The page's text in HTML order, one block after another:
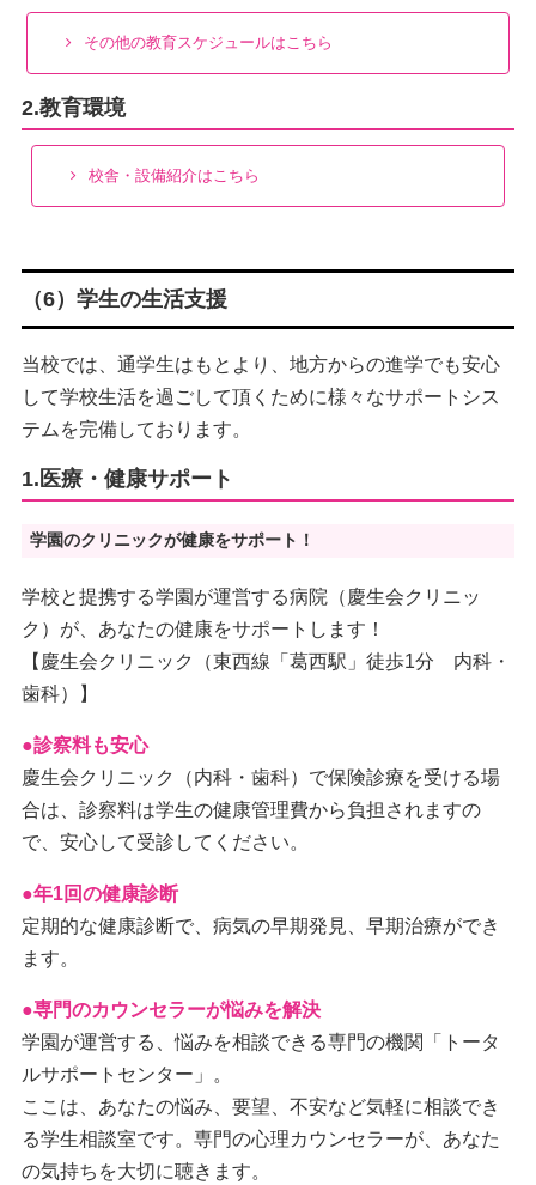
その他の教育スケジュールはこちら
2.教育環境
校舎・設備紹介はこちら
（6）学生の生活支援
当校では、通学生はもとより、地方からの進学でも安心
して学校生活を過ごして頂くために様々なサポートシス
テムを完備しております。
1.医療・健康サポート
学園のクリニックが健康をサポート！
学校と提携する学園が運営する病院（慶生会クリニッ
ク）が、あなたの健康をサポートします！
【慶生会クリニック（東西線「葛西駅」徒歩1分 内科・
歯科）】
●診察料も安心
慶生会クリニック（内科・歯科）で保険診療を受ける場
合は、診察料は学生の健康管理費から負担されますの
で、安心して受診してください。
●年1回の健康診断
定期的な健康診断で、病気の早期発見、早期治療ができ
ます。
●専門のカウンセラーが悩みを解決
学園が運営する、悩みを相談できる専門の機関「トータ
ルサポートセンター」。
ここは、あなたの悩み、要望、不安など気軽に相談でき
る学生相談室です。専門の心理カウンセラーが、あなた
の気持ちを大切に聴きます。